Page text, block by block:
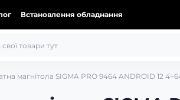
Встановлення обладнання
магнітола SIGMA PRO 9464 ANDROID 12